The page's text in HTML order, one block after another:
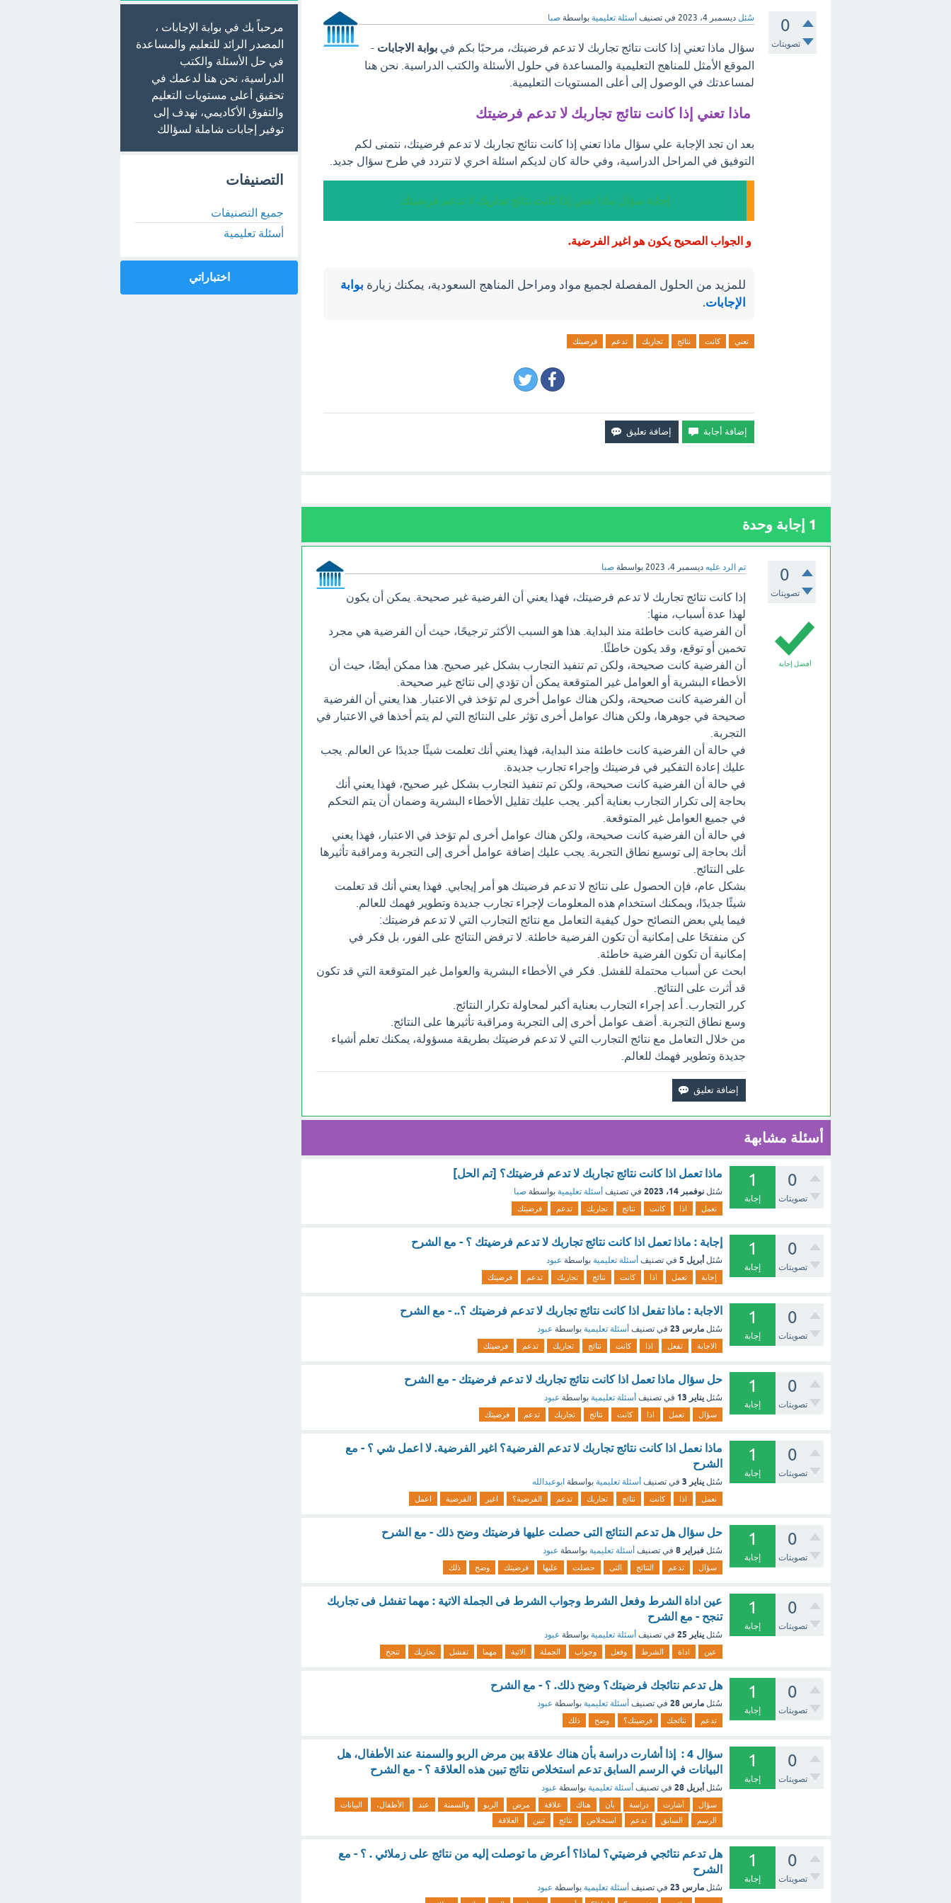
0
تصويتات
سُئل ديسمبر 4، 2023 في تصنيف أسئلة تعليمية بواسطة صبا
سؤال ماذا تعني إذا كانت نتائج تجاربك لا تدعم فرضيتك، مرحبًا بكم في بوابة الاجابات -
الموقع الأمثل للمناهج التعليمية والمساعدة في حلول الأسئلة والكتب الدراسية. نحن هنا
لمساعدتك في الوصول إلى أعلى المستويات التعليمية.
ماذا تعني إذا كانت نتائج تجاربك لا تدعم فرضيتك
بعد ان تجد الإجابة علي سؤال ماذا تعني إذا كانت نتائج تجاربك لا تدعم فرضيتك، نتمنى لكم
التوفيق في المراحل الدراسية، وفي حالة كان لديكم اسئلة اخري لا تتردد في طرح سؤال جديد.
إجابة سؤال ماذا تعني إذا كانت نتائج تجاربك لا تدعم فرضيتك
و الجواب الصحيح يكون هو اغير الفرضية.
للمزيد من الحلول المفصلة لجميع مواد ومراحل المناهج السعودية، يمكنك زيارة بوابة
الإجابات.
تعني كانت نتائج تجاربك تدعم فرضيتك
1 إجابة وحدة
0
تصويتات
تم الرد عليه ديسمبر 4، 2023 بواسطة صبا
أفضل إجابة
إذا كانت نتائج تجاربك لا تدعم فرضيتك، فهذا يعني أن الفرضية غير صحيحة. يمكن أن يكون
لهذا عدة أسباب، منها:
أن الفرضية كانت خاطئة منذ البداية. هذا هو السبب الأكثر ترجيحًا، حيث أن الفرضية هي مجرد
تخمين أو توقع، وقد يكون خاطئًا.
أن الفرضية كانت صحيحة، ولكن تم تنفيذ التجارب بشكل غير صحيح. هذا ممكن أيضًا، حيث أن
الأخطاء البشرية أو العوامل غير المتوقعة يمكن أن تؤدي إلى نتائج غير صحيحة.
أن الفرضية كانت صحيحة، ولكن هناك عوامل أخرى لم تؤخذ في الاعتبار. هذا يعني أن الفرضية
صحيحة في جوهرها، ولكن هناك عوامل أخرى تؤثر على النتائج التي لم يتم أخذها في الاعتبار في
التجربة.
في حالة أن الفرضية كانت خاطئة منذ البداية، فهذا يعني أنك تعلمت شيئًا جديدًا عن العالم. يجب
عليك إعادة التفكير في فرضيتك وإجراء تجارب جديدة.
في حالة أن الفرضية كانت صحيحة، ولكن تم تنفيذ التجارب بشكل غير صحيح، فهذا يعني أنك
بحاجة إلى تكرار التجارب بعناية أكبر. يجب عليك تقليل الأخطاء البشرية وضمان أن يتم التحكم
في جميع العوامل غير المتوقعة.
في حالة أن الفرضية كانت صحيحة، ولكن هناك عوامل أخرى لم تؤخذ في الاعتبار، فهذا يعني
أنك بحاجة إلى توسيع نطاق التجربة. يجب عليك إضافة عوامل أخرى إلى التجربة ومراقبة تأثيرها
على النتائج.
بشكل عام، فإن الحصول على نتائج لا تدعم فرضيتك هو أمر إيجابي. فهذا يعني أنك قد تعلمت
شيئًا جديدًا، ويمكنك استخدام هذه المعلومات لإجراء تجارب جديدة وتطوير فهمك للعالم.
فيما يلي بعض النصائح حول كيفية التعامل مع نتائج التجارب التي لا تدعم فرضيتك:
كن منفتحًا على إمكانية أن تكون الفرضية خاطئة. لا ترفض النتائج على الفور، بل فكر في
إمكانية أن تكون الفرضية خاطئة.
ابحث عن أسباب محتملة للفشل. فكر في الأخطاء البشرية والعوامل غير المتوقعة التي قد تكون
قد أثرت على النتائج.
كرر التجارب. أعد إجراء التجارب بعناية أكبر لمحاولة تكرار النتائج.
وسع نطاق التجربة. أضف عوامل أخرى إلى التجربة ومراقبة تأثيرها على النتائج.
من خلال التعامل مع نتائج التجارب التي لا تدعم فرضيتك بطريقة مسؤولة، يمكنك تعلم أشياء
جديدة وتطوير فهمك للعالم.
أسئلة مشابهة
0
تصويتات
1
إجابة
ماذا تعمل اذا كانت نتائج تجاربك لا تدعم فرضيتك؟ [تم الحل]
سُئل نوفمبر 14، 2023 في تصنيف أسئلة تعليمية بواسطة صبا
تعمل اذا كانت نتائج تجاربك تدعم فرضيتك
0
تصويتات
1
إجابة
إجابة : ماذا تعمل اذا كانت نتائج تجاربك لا تدعم فرضيتك ؟ - مع الشرح
سُئل أبريل 5 في تصنيف أسئلة تعليمية بواسطة عبود
إجابة تعمل اذا كانت نتائج تجاربك تدعم فرضيتك
0
تصويتات
1
إجابة
الاجابة : ماذا تفعل اذا كانت نتائج تجاربك لا تدعم فرضيتك ؟.. - مع الشرح
سُئل مارس 23 في تصنيف أسئلة تعليمية بواسطة عبود
الاجابة تفعل اذا كانت نتائج تجاربك تدعم فرضيتك
0
تصويتات
1
إجابة
حل سؤال ماذا تعمل اذا كانت نتائج تجاربك لا تدعم فرضيتك - مع الشرح
سُئل يناير 13 في تصنيف أسئلة تعليمية بواسطة عبود
سؤال تعمل اذا كانت نتائج تجاربك تدعم فرضيتك
0
تصويتات
1
إجابة
ماذا نعمل اذا كانت نتائج تجاربك لا تدعم الفرضية؟ اغير الفرضية. لا اعمل شي ؟ - مع
الشرح
سُئل يناير 3 في تصنيف أسئلة تعليمية بواسطة ابوعبدالله
نعمل اذا كانت نتائج تجاربك تدعم الفرضية؟ اغير الفرضية اعمل
0
تصويتات
1
إجابة
حل سؤال هل تدعم النتائج التى حصلت عليها فرضيتك وضح ذلك - مع الشرح
سُئل فبراير 8 في تصنيف أسئلة تعليمية بواسطة عبود
سؤال تدعم النتائج التى حصلت عليها فرضيتك وضح ذلك
0
تصويتات
1
إجابة
عين اداة الشرط وفعل الشرط وجواب الشرط فى الجملة الاتية : مهما تفشل فى تجاربك
تنجح - مع الشرح
سُئل يناير 25 في تصنيف أسئلة تعليمية بواسطة عبود
عين اداة الشرط وفعل وجواب الجملة الاتية مهما تفشل تجاربك تنجح
0
تصويتات
1
إجابة
هل تدعم نتائجك فرضيتك؟ وضح ذلك. ؟ - مع الشرح
سُئل مارس 28 في تصنيف أسئلة تعليمية بواسطة عبود
تدعم نتائجك فرضيتك؟ وضح ذلك
0
تصويتات
1
إجابة
سؤال 4 : إذا أشارت دراسة بأن هناك علاقة بين مرض الربو والسمنة عند الأطفال، هل
البيانات في الرسم السابق تدعم استخلاص نتائج تبين هذه العلاقة ؟ - مع الشرح
سُئل أبريل 28 في تصنيف أسئلة تعليمية بواسطة عبود
سؤال أشارت دراسة بأن هناك علاقة مرض الربو والسمنة عند الأطفال،
البيانات
الرسم
السابق تدعم استخلاص نتائج تبين العلاقة
0
تصويتات
1
إجابة
هل تدعم نتائجي فرضيتي؟ لماذا؟ أعرض ما توصلت إليه من نتائج على زملائي . ؟ - مع
الشرح
سُئل مارس 23 في تصنيف أسئلة تعليمية بواسطة عبود
مرحباً بك في بوابة الإجابات ،
المصدر الرائد للتعليم والمساعدة
في حل الأسئلة والكتب
الدراسية، نحن هنا لدعمك في
تحقيق أعلى مستويات التعليم
والتفوق الأكاديمي، نهدف إلى
توفير إجابات شاملة لسؤالك
التصنيفات
جميع التصنيفات
أسئلة تعليمية
اختباراتي